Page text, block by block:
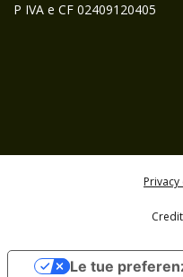
P IVA e CF 02409120405
Iscriviti alla
Le tue